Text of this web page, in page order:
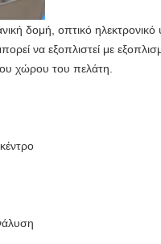
δομή, οπτικό ηλεκτρονικό
να εξοπλιστεί με
χώρου του πελάτη.